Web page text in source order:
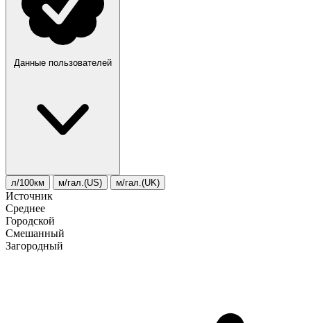
Данные пользователей
л/100км м/гал.(US) м/гал.(UK)
Источник
Среднее
Городской
Смешанный
Загородный